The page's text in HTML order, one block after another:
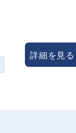
詳細を見る